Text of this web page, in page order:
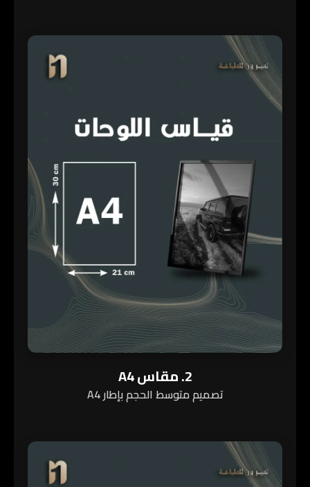
2. مقاس A4
تصميم متوسط الحجم بإطار A4